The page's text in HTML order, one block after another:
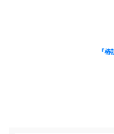
『椿